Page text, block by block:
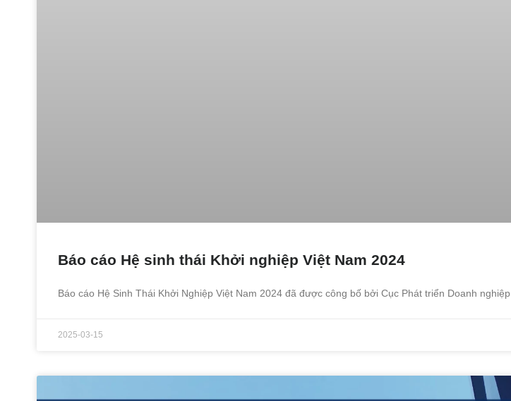
Báo cáo Hệ sinh thái Khởi nghiệp Việt Nam 2024
Báo cáo Hệ Sinh Thái Khởi Nghiệp Việt Nam 2024 đã được công bố bởi Cục Phát triển Doanh nghiệp
2025-03-15